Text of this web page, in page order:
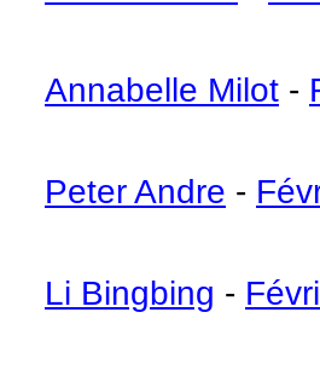
Annabelle Milot -
Peter Andre -
Li Bingbing -